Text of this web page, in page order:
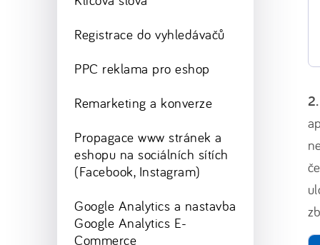
Registrace do vyhledávačů
PPC reklama pro eshop
Remarketing a konverze
Propagace www stránek a
eshopu na sociálních sítích
(Facebook, Instagram)
Google Analytics a nastavba
Google Analytics E-
Commerce